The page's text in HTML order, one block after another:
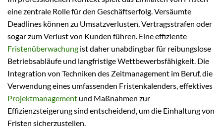
eine zentrale Rolle für den Geschäftserfolg. Versäumte
Deadlines können zu Umsatzverlusten, Vertragsstrafen oder
sogar zum Verlust von Kunden führen. Eine effiziente
Fristenüberwachung ist daher unabdingbar für reibungslose
Betriebsabläufe und langfristige Wettbewerbsfähigkeit. Die
Integration von Techniken des Zeitmanagement im Beruf, die
Verwendung eines umfassenden Fristenkalenders, effektives
Projektmanagement und Maßnahmen zur
Effizienzsteigerung sind entscheidend, um die Einhaltung von
Fristen sicherzustellen.